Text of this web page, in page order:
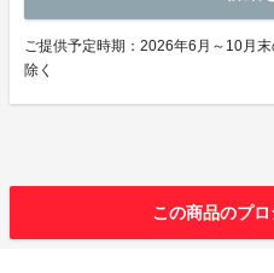
ご提供予定時期：2026年6月～10月
除く
この商品のプ